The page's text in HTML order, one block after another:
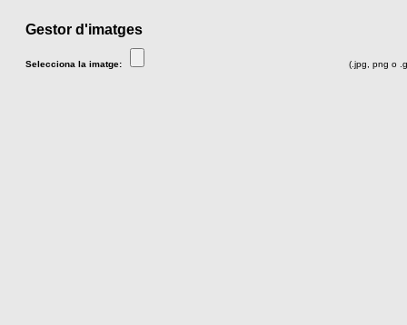
Gestor d'imatges
Selecciona la imatge: (.jpg, png o